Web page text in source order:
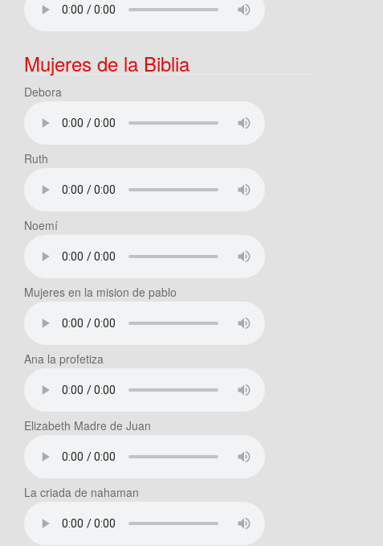
Mujeres de la Biblia
Debora
Ruth
Noemí
Mujeres en la mision de pablo
Ana la profetiza
Elizabeth Madre de Juan
La criada de nahaman